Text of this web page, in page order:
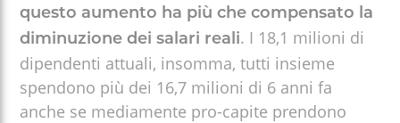
questo aumento ha più che compensato la
diminuzione dei salari reali. I 18,1 milioni di
dipendenti attuali, insomma, tutti insieme
spendono più dei 16,7 milioni di 6 anni fa
anche se mediamente pro-capite prendono